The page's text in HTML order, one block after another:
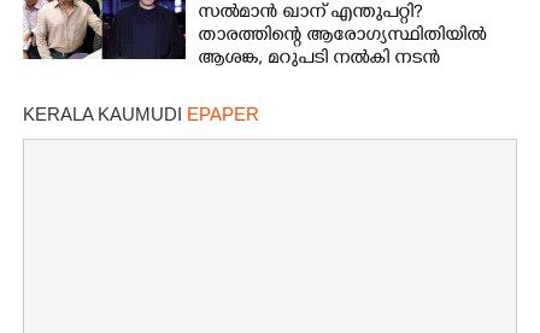
സൽമാൻ ഖാന് എന്തുപറ്റി?
താരത്തിന്റെ ആരോഗ്യസ്ഥിതിയിൽ
ആശങ്ക, മറുപടി നൽകി നടൻ
KERALA KAUMUDI EPAPER